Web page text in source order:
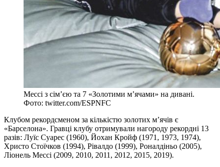
Мессі з сім’єю та 7 «Золотими м’ячами» на дивані.
Фото: twitter.com/ESPNFC
Клубом рекордсменом за кількістю золотих м’ячів є
«Барселона». Гравці клубу отримували нагороду рекордні 13
разів: Луїс Суарес (1960), Йохан Кройф (1971, 1973, 1974),
Христо Стоїчков (1994), Рівалдо (1999), Роналдіньо (2005),
Ліонель Мессі (2009, 2010, 2011, 2012, 2015, 2019).